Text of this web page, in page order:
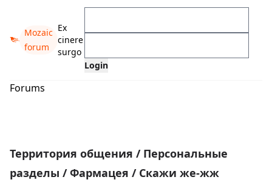
Mozaic
forum
Ex
cinere
surgo
Forums
Территория общения / Персональные
разделы /Фармацея / Скажи же-жж